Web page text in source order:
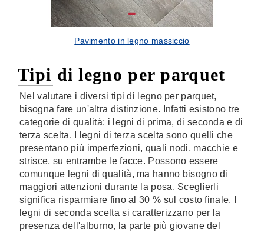
Pavimento in legno massiccio
Tipi di legno per parquet
Nel valutare i diversi tipi di legno per parquet,
bisogna fare un'altra distinzione. Infatti esistono tre
categorie di qualità: i legni di prima, di seconda e di
terza scelta. I legni di terza scelta sono quelli che
presentano più imperfezioni, quali nodi, macchie e
strisce, su entrambe le facce. Possono essere
comunque legni di qualità, ma hanno bisogno di
maggiori attenzioni durante la posa. Sceglierli
significa risparmiare fino al 30 % sul costo finale. I
legni di seconda scelta si caratterizzano per la
presenza dell'alburno, la parte più giovane del